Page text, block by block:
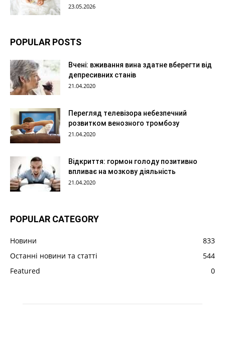
23.05.2026
POPULAR POSTS
Вчені: вживання вина здатне вберегти від
депресивних станів
21.04.2020
Перегляд телевізора небезпечний
розвитком венозного тромбозу
21.04.2020
Відкриття: гормон голоду позитивно
впливає на мозкову діяльність
21.04.2020
POPULAR CATEGORY
Новини
833
Останні новини та статті
544
Featured
0